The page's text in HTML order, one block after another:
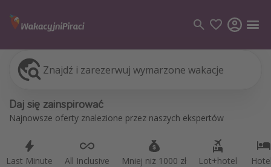
Znajdź i zarezerwuj wymarzone wakacje
Daj się zainspirować
Najnowsze oferty znalezione przez naszych ekspertów
Last Minute All Inclusive Mniej niż 1000 zł Lot+hotel
Last Minute
Loty
Wakacje